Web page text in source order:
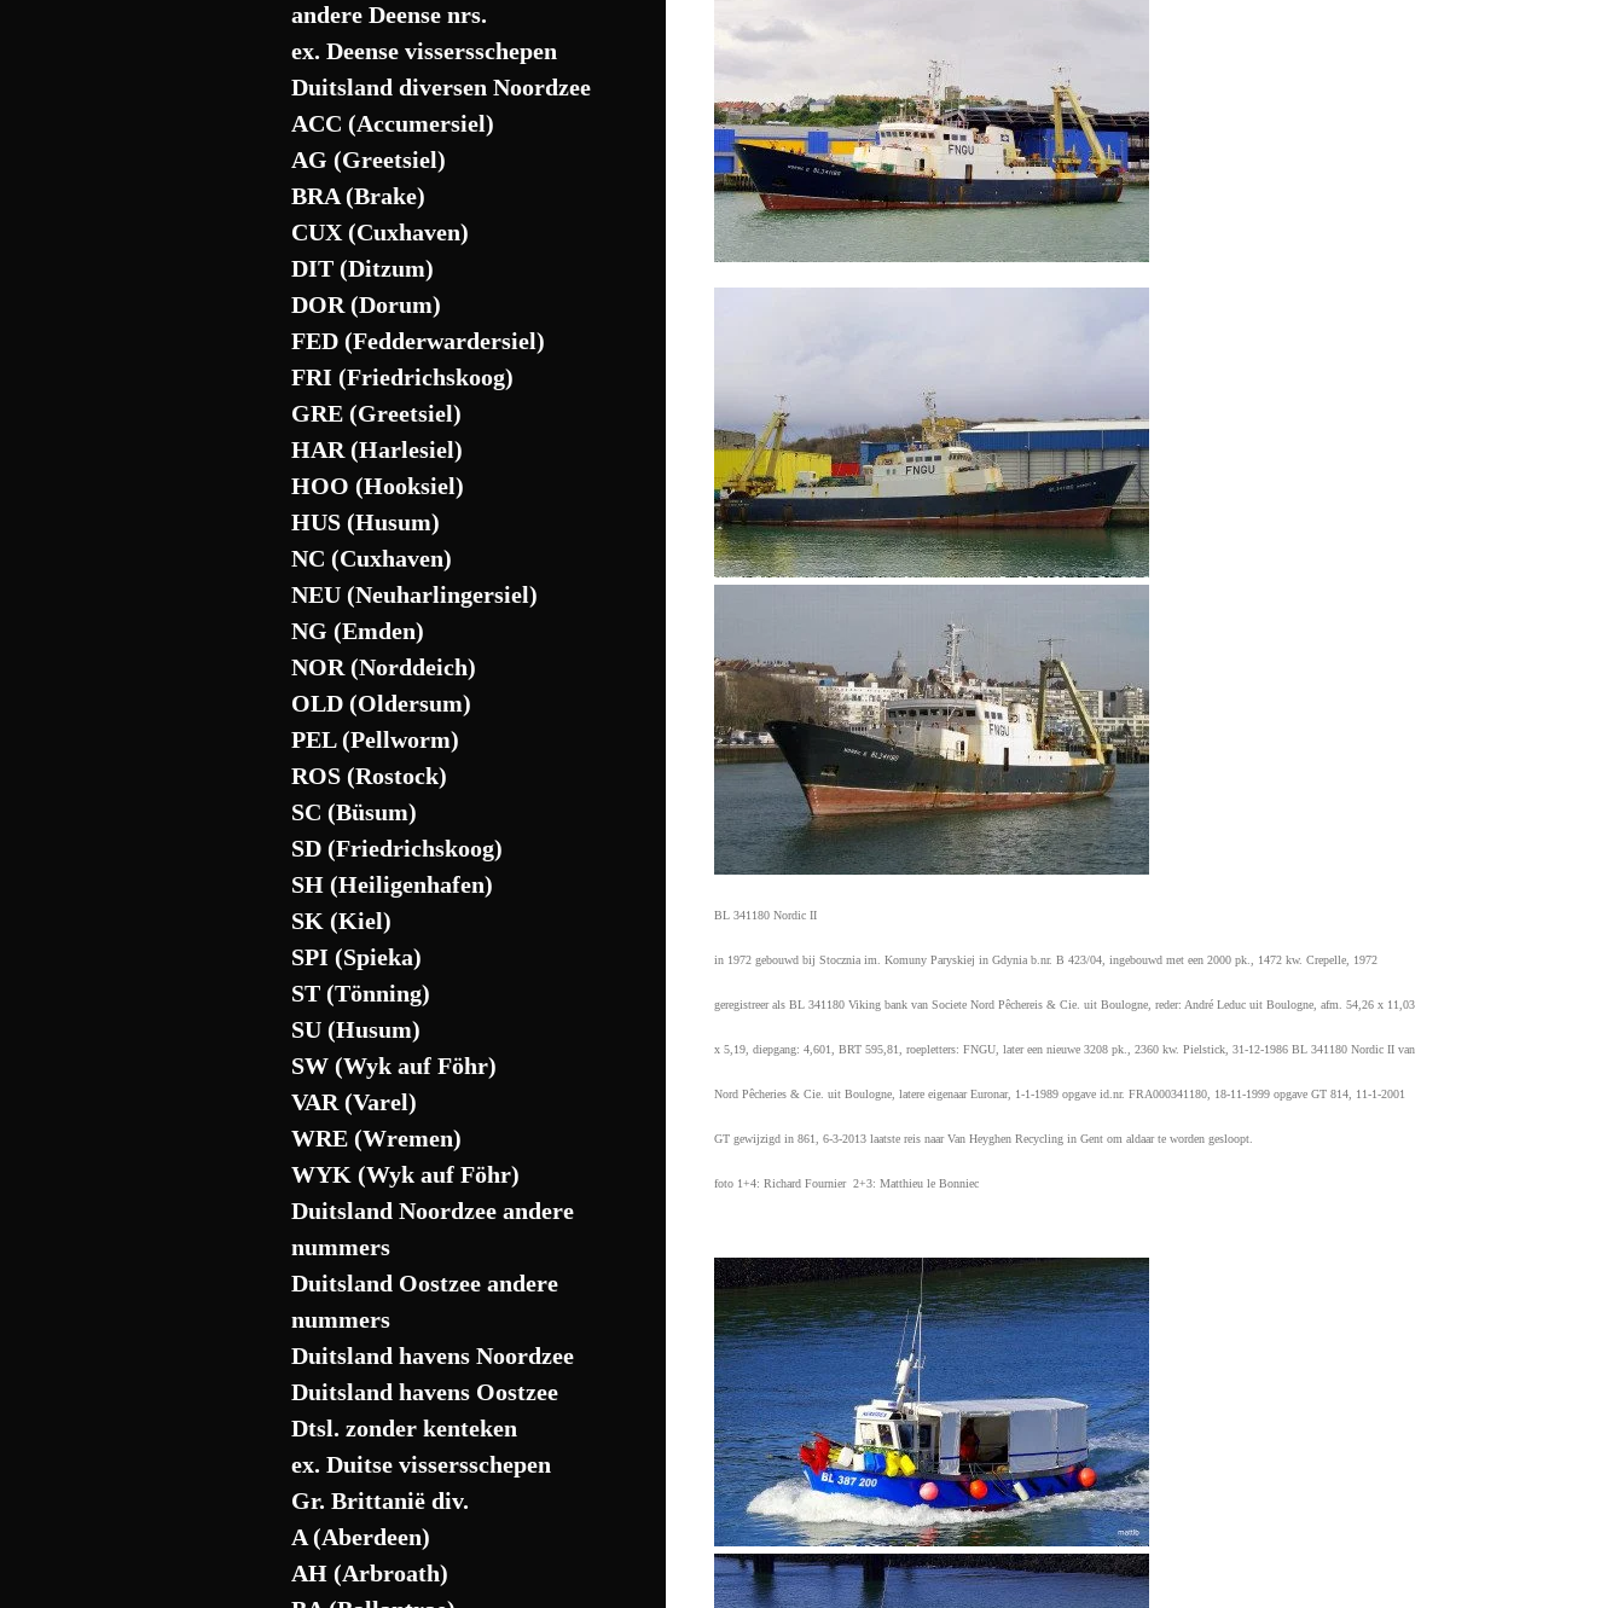
BL 341180 Nordic II
in 1972 gebouwd bij Stocznia im. Komuny Paryskiej in Gdynia b.nr. B 423/04, ingebouwd met een 2000 pk., 1472 kw. Crepelle, 1972
geregistreer als BL 341180 Viking bank van Societe Nord Pêchereis & Cie. uit Boulogne, reder: André Leduc uit Boulogne, afm. 54,26 x 11,03
x 5,19, diepgang: 4,601, BRT 595,81, roepletters: FNGU, later een nieuwe 3208 pk., 2360 kw. Pielstick, 31-12-1986 BL 341180 Nordic II van
Nord Pêcheries & Cie. uit Boulogne, latere eigenaar Euronar, 1-1-1989 opgave id.nr. FRA000341180, 18-11-1999 opgave GT 814, 11-1-2001
GT gewijzigd in 861, 6-3-2013 laatste reis naar Van Heyghen Recycling in Gent om aldaar te worden gesloopt.
foto 1+4: Richard Fournier 2+3: Matthieu le Bonniec
andere Deense nrs.
ex. Deense vissersschepen
Duitsland diversen Noordzee
ACC (Accumersiel)
AG (Greetsiel)
BRA (Brake)
CUX (Cuxhaven)
DIT (Ditzum)
DOR (Dorum)
FED (Fedderwardersiel)
FRI (Friedrichskoog)
GRE (Greetsiel)
HAR (Harlesiel)
HOO (Hooksiel)
HUS (Husum)
NC (Cuxhaven)
NEU (Neuharlingersiel)
NG (Emden)
NOR (Norddeich)
OLD (Oldersum)
PEL (Pellworm)
ROS (Rostock)
SC (Büsum)
SD (Friedrichskoog)
SH (Heiligenhafen)
SK (Kiel)
SPI (Spieka)
ST (Tönning)
SU (Husum)
SW (Wyk auf Föhr)
VAR (Varel)
WRE (Wremen)
WYK (Wyk auf Föhr)
Duitsland Noordzee andere
nummers
Duitsland Oostzee andere
nummers
Duitsland havens Noordzee
Duitsland havens Oostzee
Dtsl. zonder kenteken
ex. Duitse vissersschepen
Gr. Brittanië div.
A (Aberdeen)
AH (Arbroath)